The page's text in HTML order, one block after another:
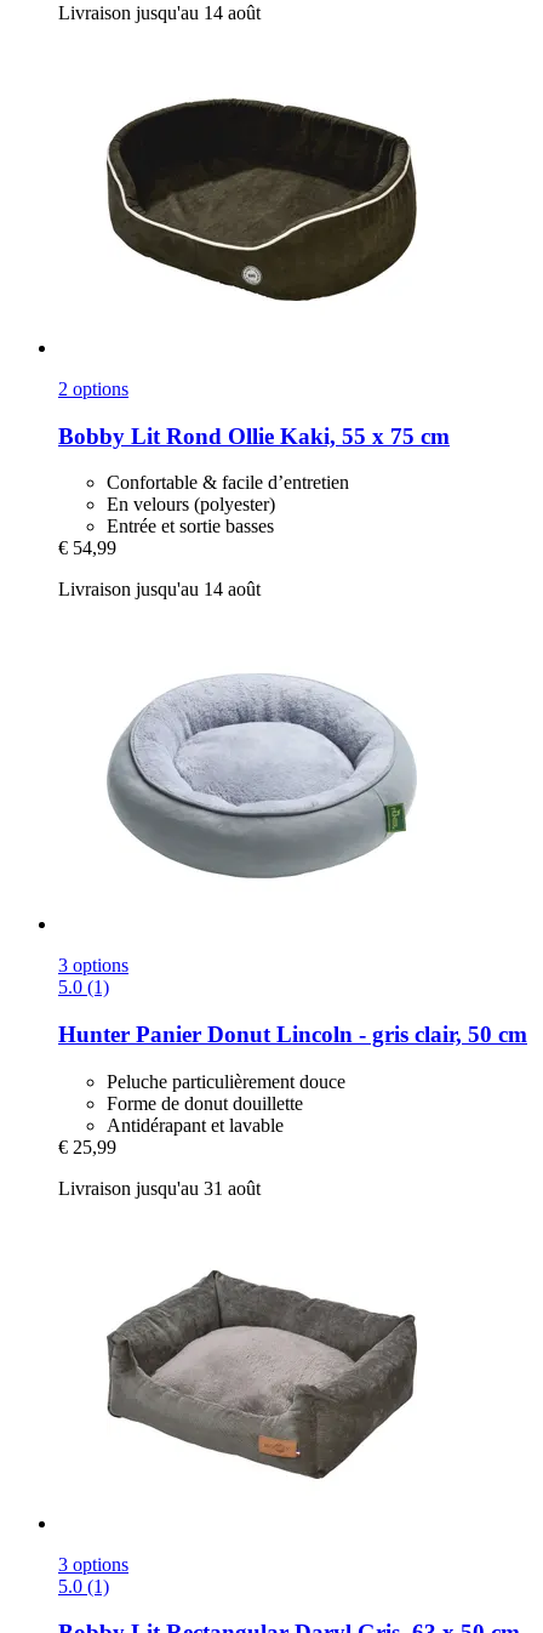
Livraison jusqu'au 14 août
2 options
Bobby Lit Rond Ollie Kaki, 55 x 75 cm
Confortable & facile d’entretien
En velours (polyester)
Entrée et sortie basses
€ 54,99
Livraison jusqu'au 14 août
3 options
5.0 (1)
Hunter Panier Donut Lincoln -​ gris clair, 50 cm
Peluche particulièrement douce
Forme de donut douillette
Antidérapant et lavable
€ 25,99
Livraison jusqu'au 31 août
3 options
5.0 (1)